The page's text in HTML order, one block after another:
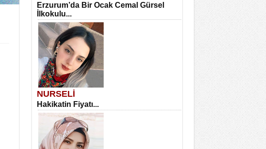
Erzurum’da Bir Ocak Cemal Gürsel
İlkokulu...
NURSELİ
Hakikatin Fiyatı...